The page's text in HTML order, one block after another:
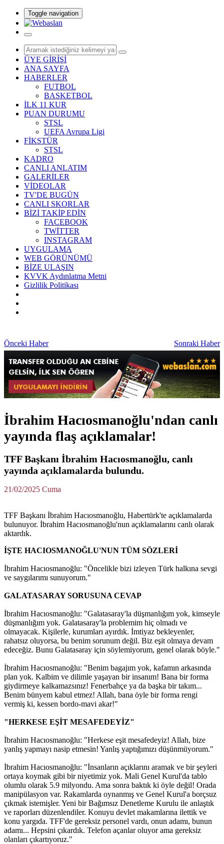
Toggle navigation
ÜYE GİRİŞİ
ANA SAYFA
HABERLER
FUTBOL
BASKETBOL
İLK 11 KUR
PUAN DURUMU
STSL
UEFA Avrupa Ligi
FİKSTÜR
STSL
KADRO
CANLI ANLATIM
GALERİLER
VİDEOLAR
TV'DE BUGÜN
CANLI SKORLAR
BİZİ TAKİP EDİN
FACEBOOK
TWİTTER
INSTAGRAM
UYGULAMA
WEB GÖRÜNÜMÜ
BİZE ULAŞIN
KVVK Aydınlatma Metni
Gizlilik Politikası
Önceki Haber Sonraki Haber
İbrahim Hacıosmanoğlu'ndan canlı
yayında flaş açıklamalar!
TFF Başkanı İbrahim Hacıosmanoğlu, canlı
yayında açıklamalarda bulundu.
21/02/2025 Cuma
TFF Başkanı İbrahim Hacıosmanoğlu, Habertürk'te açıklamalarda
bulunuyor. İbrahim Hacıosmanoğlu'nun açıklamalarını canlı olarak
aktardık.
İŞTE HACIOSMANOĞLU'NUN TÜM SÖZLERİ
İbrahim Hacıosmanoğlu: "Öncelikle bizi izleyen Türk halkına sevgi
ve saygılarımı sunuyorum."
GALATASARAY SORUSUNA CEVAP
İbrahim Hacıosmanoğlu: "Galatasaray'la düşmanlığım yok, kimseyle
düşmanlığım yok. Galatasaray'la problemim hiç olmadı ve
olmayacak. Kişilerle, kurumları ayırdık. İmtiyaz bekleyenler,
rahatsız oluyorsa, bu benim sorunum değil. Biz eşit olmaya devam
edeceğiz. Bunu Galatasaray için söylemiyorum, genel olarak böyle."
İbrahim Hacıosmanoğlu: "Benim bagajım yok, kafamın arkasında
plan yok. Kalbim ve dilimle yaşayan bir insanım! Bana bir forma
giydirmeye kalkamazsınız! Fenerbahçe ya da başka bir takım...
Benim bünyem kabul etmez! Allah, bana öyle bir forma rengi
vermiş ki, kessen bordo-mavi akar!"
"HERKESE EŞİT MESAFEDEYİZ"
İbrahim Hacıosmanoğlu: "Herkese eşit mesafedeyiz! Allah, bize
yanlış yapmayı nasip etmesin! Yanlış yaptığımızı düşünmüyorum."
İbrahim Hacıosmanoğlu: "İnsanların açıklarını aramak ve bir şeyleri
ortaya koymak gibi bir niyetimiz yok. Mali Genel Kurul'da tablo
olumlu olarak 5.9 milyondu. Ama sonra baktık ki öyle değil! Orada
manipülasyon var. Rakamlarda oynanmış ve Genel Kurul'a borçsuz
çıkmak istemişler. Yeni bir Bağımsız Denetleme Kurulu ile anlaştık
ve raporları düzenlendiler. Konuyu devlet makamlarına ilettik ve
konu yargıda. TFF'de gereksiz personel vardı, onun adamı, bunun
adamı... Hepsini çıkardık. Telefon açanlar oluyor ama gereksiz
olanları çıkartıyoruz."